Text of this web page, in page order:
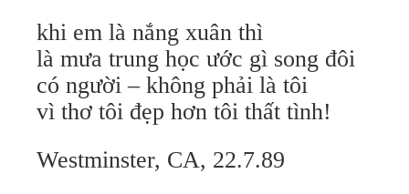
khi em là nắng xuân thì
là mưa trung học ước gì song đôi
có người – không phải là tôi
vì thơ tôi đẹp hơn tôi thất tình!
Westminster, CA, 22.7.89